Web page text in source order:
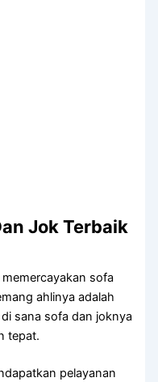
Jok Terbaik
sofa
ahlinya аdаlаh
ѕаnа sofa dаn joknya
tepat.
pelayanan